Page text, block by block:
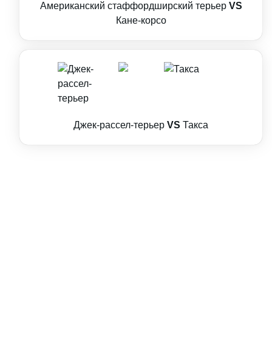
Американский стаффордширский терьер VS
Кане-корсо
Джек-рассел-терьер VS Такса